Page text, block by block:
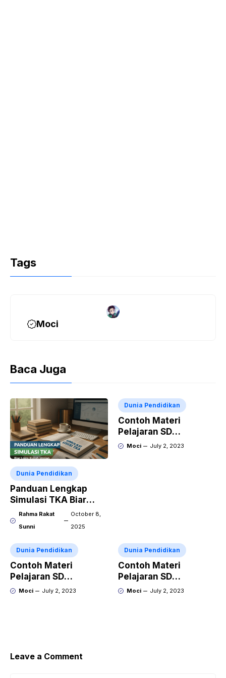
Tags
Moci
Baca Juga
Dunia Pendidikan
Panduan Lengkap
Simulasi TKA Biar
Lolos Kuliah Impian
Rahma Rakat
Sunni
October 8,
2025
Dunia Pendidikan
Contoh Materi
Pelajaran SD
Membaca dan Menulis
Moci July 2, 2023
Dunia Pendidikan
Contoh Materi
Pelajaran SD
Penjumlahan dan
Moci July 2, 2023
Dunia Pendidikan
Contoh Materi
Pelajaran SD
Mengenal Angka dan
Moci July 2, 2023
Leave a Comment